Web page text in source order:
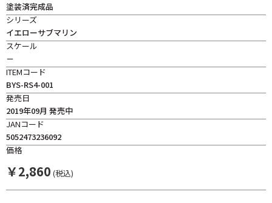
塗装済完成品
シリーズ
イエローサブマリン
スケール
－
ITEMコード
BYS-RS4-001
発売日
2019年09月 発売中
JANコード
5052473236092
価格
￥2,860 (税込)